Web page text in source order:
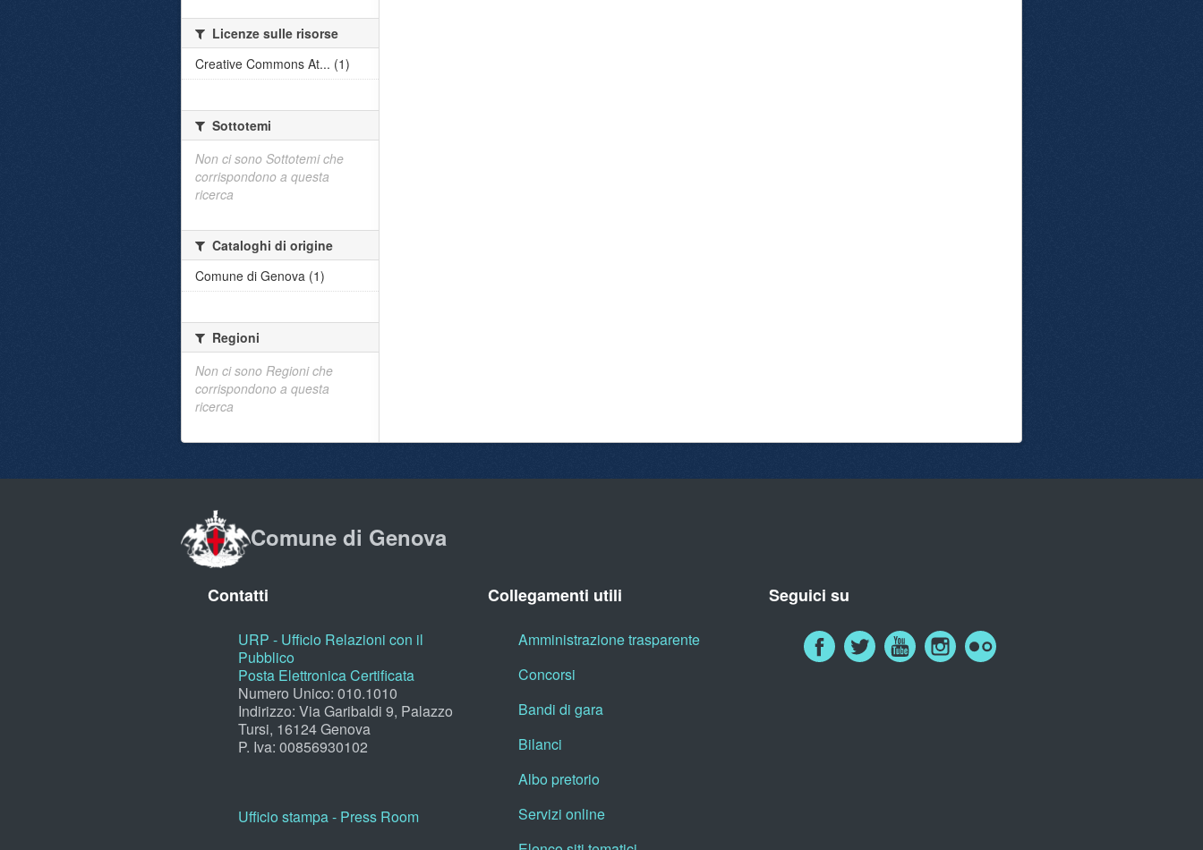
Licenze sulle risorse
Creative Commons At... (1)
Sottotemi
Non ci sono Sottotemi che
corrispondono a questa
ricerca
Cataloghi di origine
Comune di Genova (1)
Regioni
Non ci sono Regioni che
corrispondono a questa
ricerca
Comune di Genova
Contatti
URP - Ufficio Relazioni con il
Pubblico
Posta Elettronica Certificata
Numero Unico: 010.1010
Indirizzo: Via Garibaldi 9, Palazzo
Tursi, 16124 Genova
P. Iva: 00856930102
Ufficio stampa - Press Room
Collegamenti utili
Amministrazione trasparente
Concorsi
Bandi di gara
Bilanci
Albo pretorio
Servizi online
Seguici su